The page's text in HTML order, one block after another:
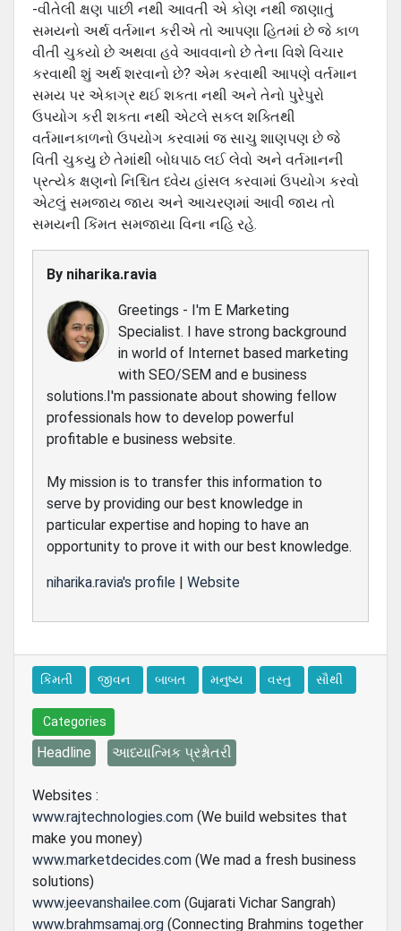
-વીતેલી ક્ષણ પાછી નથી આવતી એ કોણ નથી જાણાતું
સમયનો અર્થ વર્તમાન કરીએ તો આપણા હિતમાં છે જે કાળ
વીતી ચુકયો છે અથવા હવે આવવાનો છે તેના વિશે વિચાર
કરવાથી શું અર્થ શરવાનો છે? એમ કરવાથી આપણે વર્તમાન
સમય પર એકાગ્ર થઈ શકતા નથી અને તેનો પુરેપુરો
ઉપયોગ કરી શકતા નથી એટલે સકલ શક્તિથી
વર્તમાનકાળનો ઉપયોગ કરવામાં જ સાચુ શાણપણ છે જે
વિતી ચુકયુ છે તેમાંથી બોધપાઠ લઈ લેવો અને વર્તમાનની
પ્રત્યેક ક્ષણનો નિશ્ચિત ધ્વેય હાંસલ કરવામાં ઉપયોગ કરવો
એટલું સમજાય જાય અને આચરણમાં આવી જાય તો
સમયની કિંમત સમજાયા વિના નહિ રહે.
By niharika.ravia
Greetings - I'm E Marketing
Specialist. I have strong background
in world of Internet based marketing
with SEO/SEM and e business
solutions.I'm passionate about showing fellow
professionals how to develop powerful
profitable e business website.
My mission is to transfer this information to
serve by providing our best knowledge in
particular expertise and hoping to have an
opportunity to prove it with our best knowledge.
niharika.ravia's profile | Website
કિંમતી જીવન બાબત મનુષ્ય વસ્તુ સૌથી
Categories
Headline આધ્યાત્મિક પ્રશ્નોતરી
Websites :
www.rajtechnologies.com (We build websites that
make you money)
www.marketdecides.com (We mad a fresh business
solutions)
www.jeevanshailee.com (Gujarati Vichar Sangrah)
www.brahmsamaj.org (Connecting Brahmins together